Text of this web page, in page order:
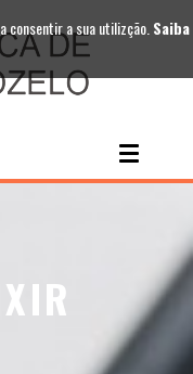
consentir a sua utilizção. Saiba